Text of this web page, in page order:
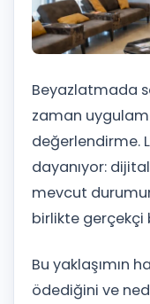
Beyazlatmada
zaman
değerlendirme.
dayanıyor:
mevcut
birlikte gerçekçi
Bu yaklaşımın
ödediğini ve